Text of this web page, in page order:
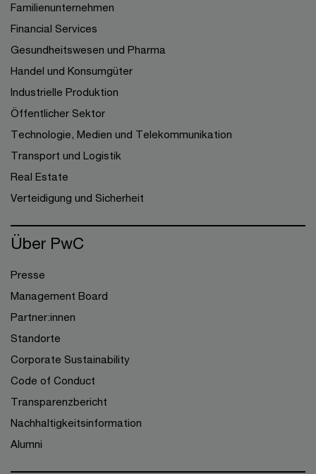
Familienunternehmen
Financial Services
Gesundheitswesen und Pharma
Handel und Konsumgüter
Industrielle Produktion
Öffentlicher Sektor
Technologie, Medien und Telekommunikation
Transport und Logistik
Real Estate
Verteidigung und Sicherheit
Über PwC
Presse
Management Board
Partner:innen
Standorte
Corporate Sustainability
Code of Conduct
Transparenzbericht
Nachhaltigkeitsinformation
Alumni